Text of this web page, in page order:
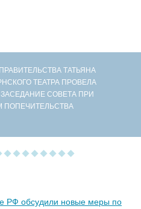
ТАТЬЯНА
ТЕАТРА ПРОВЕЛА
СОВЕТА ПРИ
ПОПЕЧИТЕЛЬСТВА